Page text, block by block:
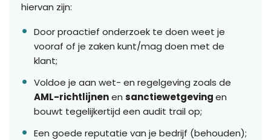
hiervan zijn:
Door proactief onderzoek te doen weet je
vooraf of je zaken kunt/mag doen met de
klant;
Voldoe je aan wet- en regelgeving zoals de
AML-richtlijnenen sanctiewetgevingen
bouwt tegelijkertijd een audit trail op;
Een goede reputatie van je bedrijf (behouden);